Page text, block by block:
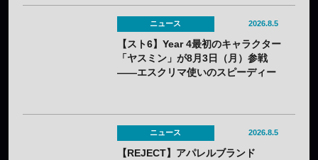
ニュース 2026.8.5
【スト6】Year 4最初のキャラクター
「ヤスミン」が8月3日（月）参戦
——エスクリマ使いのスピーディー
ニュース 2026.8.5
【REJECT】アパレルブランド